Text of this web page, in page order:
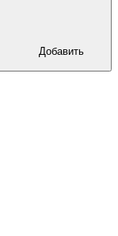
Добавить